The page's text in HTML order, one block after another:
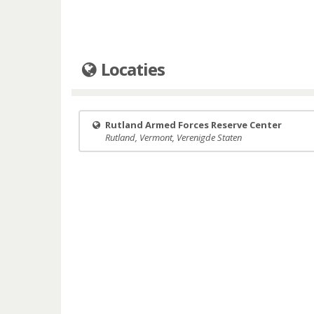
Locaties
Rutland Armed Forces Reserve Center
Rutland, Vermont, Verenigde Staten